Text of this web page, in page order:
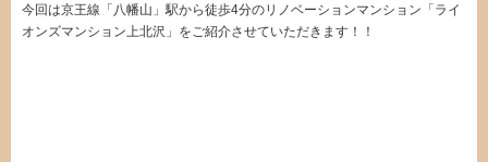
今回は京王線「八幡山」駅から徒歩4分のリノベーションマンション「ライ
オンズマンション上北沢」をご紹介させていただきます！！